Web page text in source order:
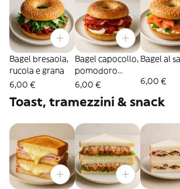
Bagel bresaola,
rucola e grana
6,00 €
Bagel capocollo,
pomodoro
secco e
mozzarella
6,00 €
Bagel al
6,00 €
Toast, tramezzini & snack